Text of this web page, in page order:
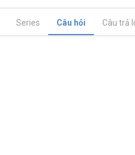
Series Câu hỏi Câu trả